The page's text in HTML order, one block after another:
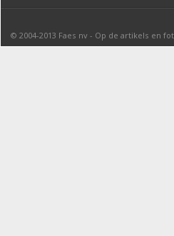
© 2004-2013 Faes nv - Op de artikels en